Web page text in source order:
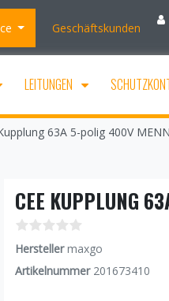
Geschäftskunden
LEITUNGEN
63A 5-polig 400V
CEE KUPPLUNG
Hersteller maxgo
Artikelnummer 201673410